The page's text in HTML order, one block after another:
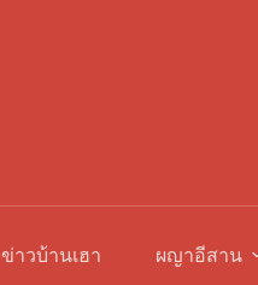
ข่าวบ้านเฮา ผญาอีสาน